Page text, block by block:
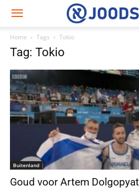
Home Tags Tokio
Tag: Tokio
Buitenland
Goud voor Artem